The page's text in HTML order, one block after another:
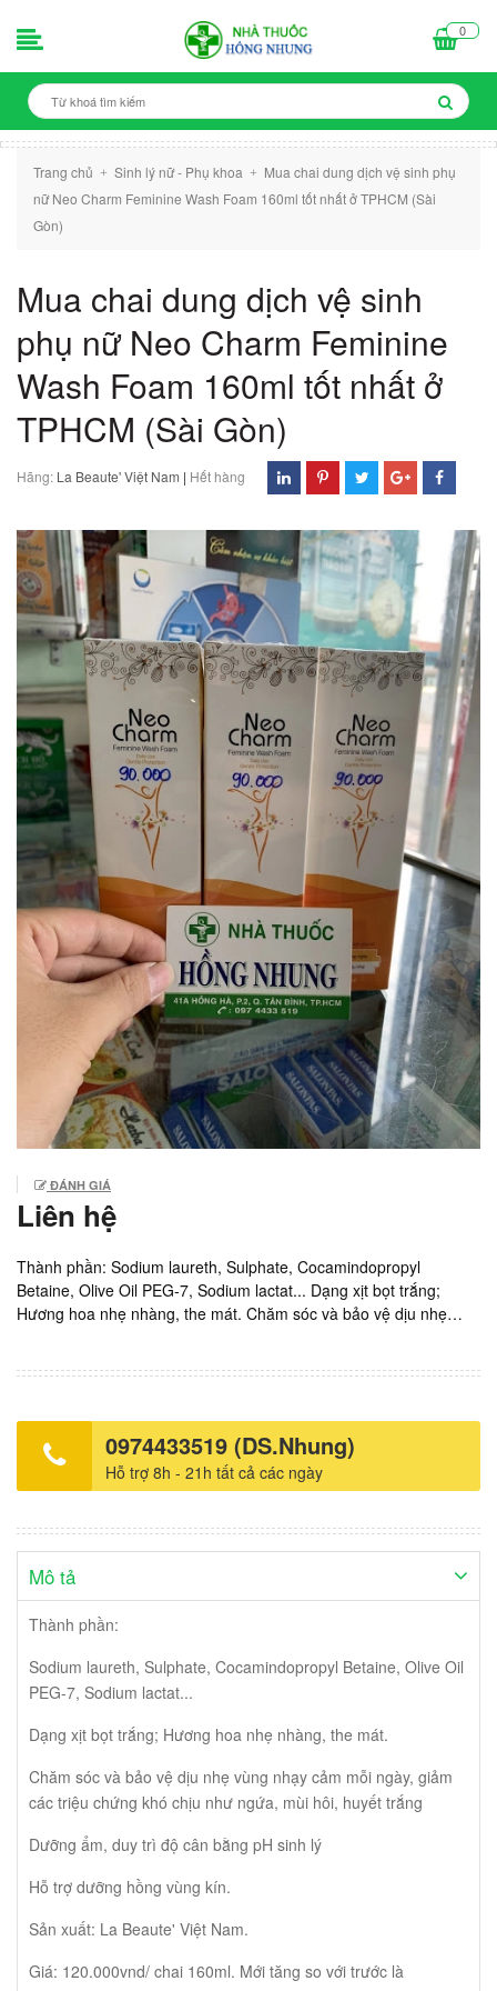
0
Trang chủ + Sinh lý nữ - Phụ khoa +
Mua chai dung dịch vệ sinh phụ
nữ Neo Charm Feminine Wash Foam 160ml tốt nhất ở TPHCM (Sài
Gòn)
Mua chai dung dịch vệ sinh
phụ nữ Neo Charm Feminine
Wash Foam 160ml tốt nhất ở
TPHCM (Sài Gòn)
Hãng: La Beaute' Việt Nam | Hết hàng
ĐÁNH GIÁ
Liên hệ
Thành phần: Sodium laureth, Sulphate, Cocamindopropyl
Betaine, Olive Oil PEG-7, Sodium lactat... Dạng xịt bọt trắng;
Hương hoa nhẹ nhàng, the mát. Chăm sóc và bảo vệ dịu nhẹ
sinh lý Hỗ trợ dưỡng hồng vùng kín. Sản xuất: La Beaute' Việt
90.000vnd/ chai. Ship thuốc ARV tận nơi liên hệ Hotline: DS.Hồng
Nhung 0974433519. Mọi vấn đề về chuyên môn cần trao đổi liên
hệ Bác sĩ Thắng, call-zalo: 0988778115. Xem thêm: Các thế hệ
hiện nay 2023? Rối loạn về nuốt và tiêu hóa ở bệnh nhân nhiễm
HIV tiến triển? Các xét nghiệm dùng trong chẩn đoán và điều trị
HIV? Số người nhiễm HIV ở Việt Nam năm 2023 là bao nhiêu?
Apretude dạng tiêm điều trị Prep đã có mặt ở Việt Nam chưa?
Thông điệp K = K được công nhận ở Việt Nam khi nào? Cần chú ý
bệnh ung thư cổ tử cung ở phụ nữ nhiễm HIV? Vắc xin HIV 2023
lại thất bại nữa rồi. Phân độ giai đoạn nhiễm HIV ở trẻ em có
Kháng thuốc ARV liên quan tới tuân thủ điều trị HIV như thế nào?
0974433519 (DS.Nhung)
Hỗ trợ 8h - 21h tất cả các ngày
Mô tả
Thành phần:
Sodium laureth, Sulphate, Cocamindopropyl Betaine, Olive Oil
PEG-7, Sodium lactat...
Dạng xịt bọt trắng; Hương hoa nhẹ nhàng, the mát.
Chăm sóc và bảo vệ dịu nhẹ vùng nhạy cảm mỗi ngày, giảm
các triệu chứng khó chịu như ngứa, mùi hôi, huyết trắng
Dưỡng ẩm, duy trì độ cân bằng pH sinh lý
Hỗ trợ dưỡng hồng vùng kín.
Sản xuất: La Beaute' Việt Nam.
Giá: 120.000vnd/ chai 160ml. Mới tăng so với trước là